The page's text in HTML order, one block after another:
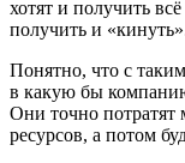
хотят и получить
получить и
Понятно, что с
в какую бы
Они точно потратят
ресурсов, а потом